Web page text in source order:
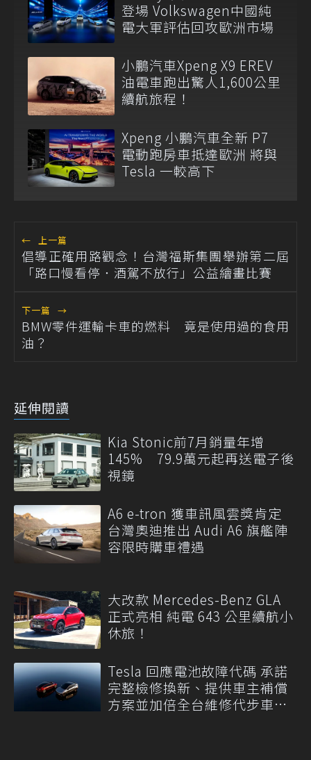
登場 Volkswagen中國純
電大軍評估回攻歐洲市場
小鵬汽車Xpeng X9 EREV
油電車跑出驚人1,600公里
續航旅程！
Xpeng 小鵬汽車全新 P7
電動跑房車抵達歐洲 將與
Tesla 一較高下
← 上一篇
倡導正確用路觀念！台灣福斯集團舉辦第二屆
「路口慢看停．酒駕不放行」公益繪畫比賽
下一篇 →
BMW零件運輸卡車的燃料 竟是使用過的食用
油？
延伸閱讀
Kia Stonic前7月銷量年增
145% 79.9萬元起再送電子後
視鏡
A6 e-tron 獲車訊風雲獎肯定
台灣奧迪推出 Audi A6 旗艦陣
容限時購車禮遇
大改款 Mercedes-Benz GLA
正式亮相 純電 643 公里續航小
休旅！
Tesla 回應電池故障代碼 承諾
完整檢修換新、提供車主補償
方案並加倍全台維修代步車數